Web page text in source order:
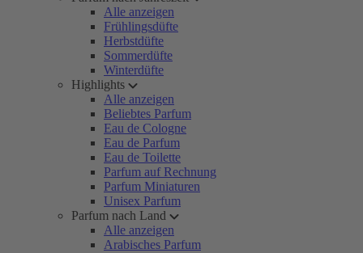
Alle anzeigen
Frühlingsdüfte
Herbstdüfte
Sommerdüfte
Winterdüfte
Highlights
Alle anzeigen
Beliebtes Parfum
Eau de Cologne
Eau de Parfum
Eau de Toilette
Parfum auf Rechnung
Parfum Miniaturen
Unisex Parfum
Parfum nach Land
Alle anzeigen
Arabisches Parfum